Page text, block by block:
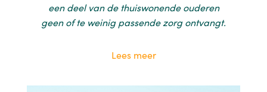
een deel van de thuiswonende ouderen
geen of te weinig passende zorg ontvangt.
Lees meer